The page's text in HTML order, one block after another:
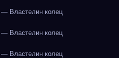
Властелин колец
Властелин колец
Властелин колец